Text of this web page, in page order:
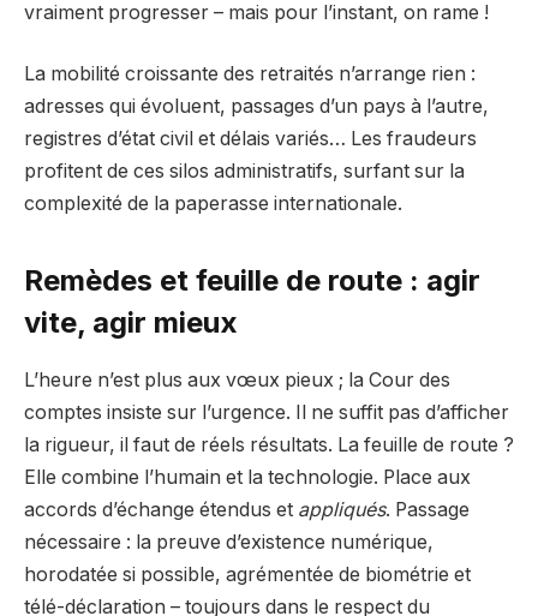
vraiment progresser – mais pour l’instant, on rame !
La mobilité croissante des retraités n’arrange rien :
adresses qui évoluent, passages d’un pays à l’autre,
registres d’état civil et délais variés… Les fraudeurs
profitent de ces silos administratifs, surfant sur la
complexité de la paperasse internationale.
Remèdes et feuille de route : agir
vite, agir mieux
L’heure n’est plus aux vœux pieux ; la Cour des
comptes insiste sur l’urgence. Il ne suffit pas d’afficher
la rigueur, il faut de réels résultats. La feuille de route ?
Elle combine l’humain et la technologie. Place aux
accords d’échange étendus et appliqués. Passage
nécessaire : la preuve d’existence numérique,
horodatée si possible, agrémentée de biométrie et
télé-déclaration – toujours dans le respect du